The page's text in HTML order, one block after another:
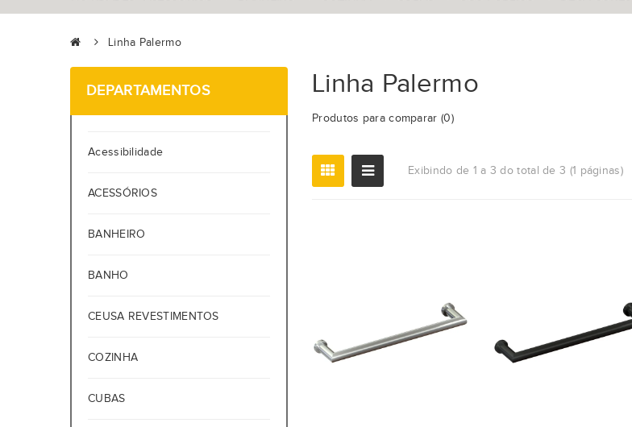
Linha Palermo
DEPARTAMENTOS
Acessibilidade
ACESSÓRIOS
BANHEIRO
BANHO
CEUSA REVESTIMENTOS
COZINHA
CUBAS
Linha Palermo
Produtos para comparar (0)
Exibindo de 1 a 3 do total de 3 (1 páginas)